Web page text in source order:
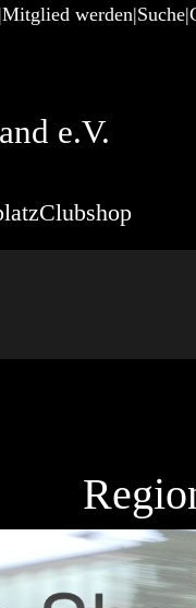
Mitglied werden Suche
e.V.
Clubshop